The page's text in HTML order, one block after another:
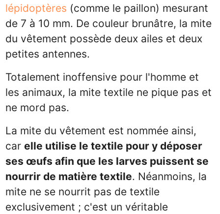
lépidoptères (comme le paillon) mesurant
de 7 à 10 mm. De couleur brunâtre, la mite
du vêtement possède deux ailes et deux
petites antennes.
Totalement inoffensive pour l'homme et
les animaux, la mite textile ne pique pas et
ne mord pas.
La mite du vêtement est nommée ainsi,
carelle utilise le textile pour y déposer
ses œufs afin que les larves puissent se
nourrir de matière textile. Néanmoins, la
mite ne se nourrit pas de textile
exclusivement ; c'est un véritable